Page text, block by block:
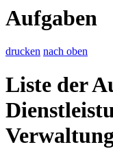
Aufgaben
drucken nach oben
Liste der